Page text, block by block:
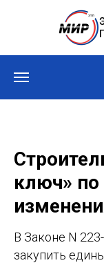
ключ»
В Законе N
закупить